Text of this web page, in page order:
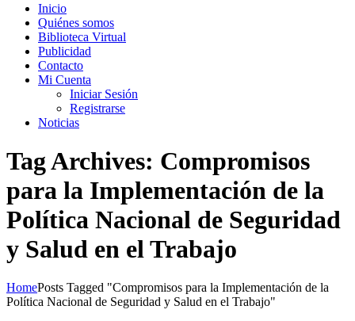
Inicio
Quiénes somos
Biblioteca Virtual
Publicidad
Contacto
Mi Cuenta
Iniciar Sesión
Registrarse
Noticias
Tag Archives: Compromisos
para la Implementación de la
Política Nacional de Seguridad
y Salud en el Trabajo
HomePosts Tagged "Compromisos para la Implementación de la
Política Nacional de Seguridad y Salud en el Trabajo"